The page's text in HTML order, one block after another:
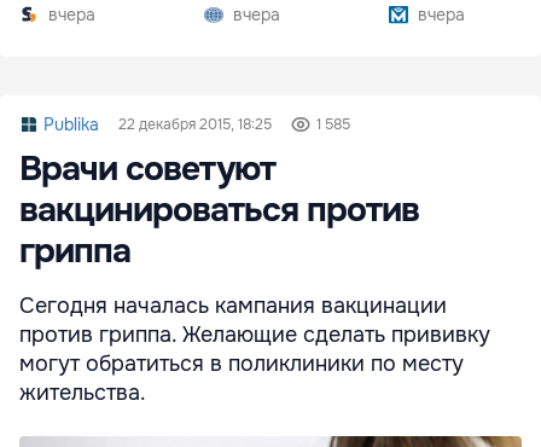
вчера
вчера
вчера
Publika 22 декабря 2015, 18:25 1 585
Врачи советуют
вакцинироваться против
гриппа
Сегодня началась кампания вакцинации
против гриппа. Желающие сделать прививку
могут обратиться в поликлиники по месту
жительства.